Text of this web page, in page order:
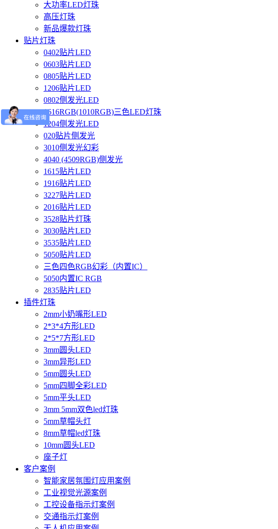
大功率LED灯珠
高压灯珠
新品爆款灯珠
贴片灯珠
0402贴片LED
0603贴片LED
0805贴片LED
1206贴片LED
0802侧发光LED
1616RGB(1010RGB)三色LED灯珠
1204侧发光LED
020贴片侧发光
3010侧发光幻彩
4040 (4509RGB)侧发光
1615贴片LED
1916贴片LED
3227贴片LED
2016贴片LED
3528贴片灯珠
3030贴片LED
3535贴片LED
5050贴片LED
三色四色RGB幻彩（内置IC）
5050内置IC RGB
2835贴片LED
插件灯珠
2mm小奶嘴形LED
2*3*4方形LED
2*5*7方形LED
3mm圆头LED
3mm异形LED
5mm圆头LED
5mm四脚全彩LED
5mm平头LED
3mm 5mm双色led灯珠
5mm草帽头灯
8mm草帽led灯珠
10mm圆头LED
座子灯
客户案例
智能家居氛围灯应用案例
工业视觉光源案例
工控设备指示灯案例
交通指示灯案例